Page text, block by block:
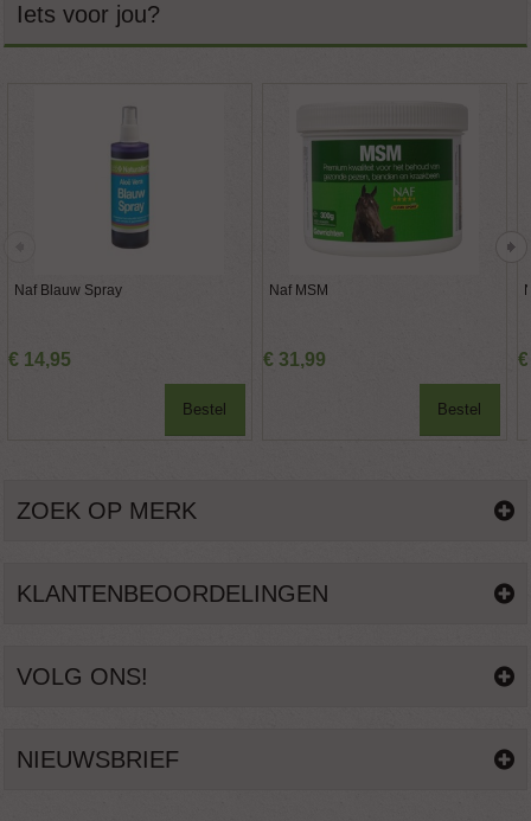
Iets voor jou?
Naf Blauw Spray
€ 14,95
Bestel
Naf MSM
€ 31,99
Bestel
€
ZOEK OP MERK
KLANTENBEOORDELINGEN
VOLG ONS!
NIEUWSBRIEF